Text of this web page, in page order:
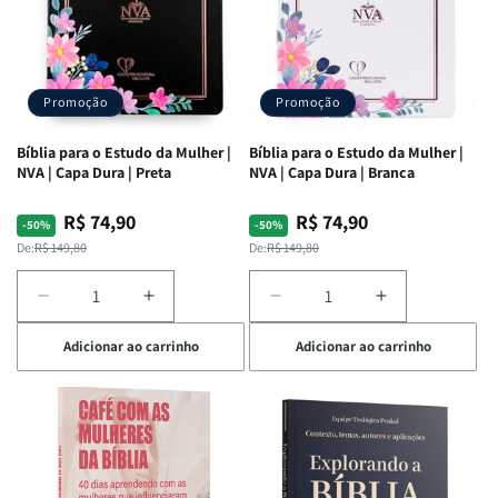
Promoção
Bíblia para o Estudo da Mulher |
NVA | Capa Dura | Preta
-50%
Preço
normal
De:R$ 149,80
Preço
promocional
R$ 74,90
Diminuir
a
quantidade
de
Bíblia
para
Estudo
da
Aumentar
a
quantidade
de
Bíblia
para
o
Estudo
da
Adicionar ao carrinho
Promoção
Bíblia para o Estudo da Mulher |
NVA | Capa Dura | Branca
-50%
Preço
normal
De:R$ 149,80
Preço
promocional
R$ 74,90
Diminuir
a
quantidade
de
Bíblia
o
Estudo
da
Aumentar
a
quantidade
de
Bíblia
para
o
Estudo
Adicionar ao carrinho